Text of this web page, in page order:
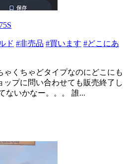
ド #非売品 #買います #どこにあ
ゃくちゃどタイプなのにどこにも
プに問い合わせても販売終了し
ないかなー。。。 誰...